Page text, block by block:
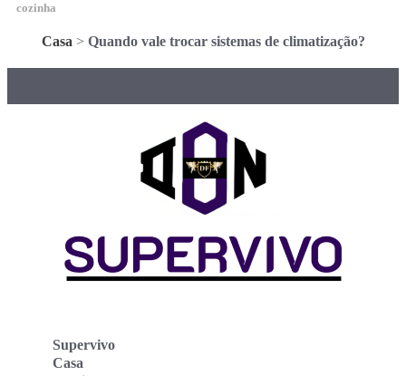
cozinha
Casa > Quando vale trocar sistemas de climatização?
Supervivo
Casa